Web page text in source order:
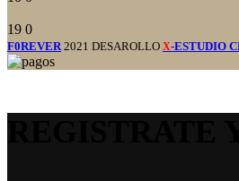
19 0
F0REVER 2021 DESAROLLO X-ESTUDIO